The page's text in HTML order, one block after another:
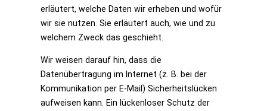
erläutert, welche Daten wir erheben und wofür
wir sie nutzen. Sie erläutert auch, wie und zu
welchem Zweck das geschieht.
Wir weisen darauf hin, dass die
Datenübertragung im Internet (z. B. bei der
Kommunikation per E-Mail) Sicherheitslücken
aufweisen kann. Ein lückenloser Schutz der